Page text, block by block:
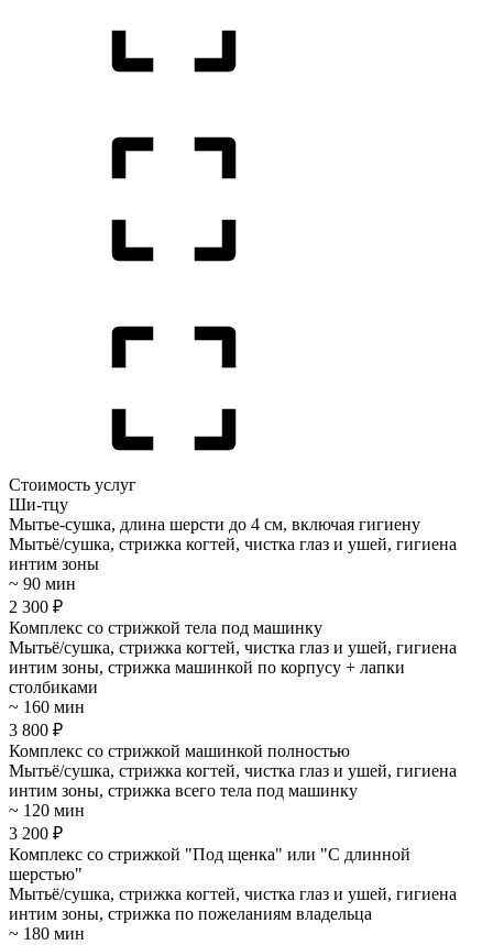
Стоимость услуг
Ши-тцу
Мытье-сушка, длина шерсти до 4 см, включая гигиену
Мытьё/сушка, стрижка когтей, чистка глаз и ушей, гигиена
интим зоны
~ 90 мин
2 300 ₽
Комплекс со стрижкой тела под машинку
Мытьё/сушка, стрижка когтей, чистка глаз и ушей, гигиена
интим зоны, стрижка машинкой по корпусу + лапки
столбиками
~ 160 мин
3 800 ₽
Комплекс со стрижкой машинкой полностью
Мытьё/сушка, стрижка когтей, чистка глаз и ушей, гигиена
интим зоны, стрижка всего тела под машинку
~ 120 мин
3 200 ₽
Комплекс со стрижкой "Под щенка" или "С длинной
шерстью"
Мытьё/сушка, стрижка когтей, чистка глаз и ушей, гигиена
интим зоны, стрижка по пожеланиям владельца
~ 180 мин